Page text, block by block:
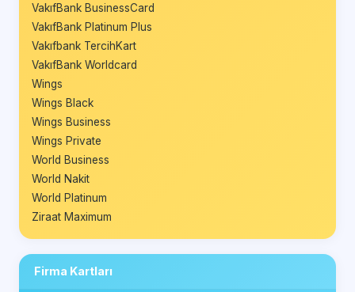
VakıfBank BusinessCard
VakıfBank Platinum Plus
Vakıfbank TercihKart
VakıfBank Worldcard
Wings
Wings Black
Wings Business
Wings Private
World Business
World Nakit
World Platinum
Ziraat Maximum
Firma Kartları